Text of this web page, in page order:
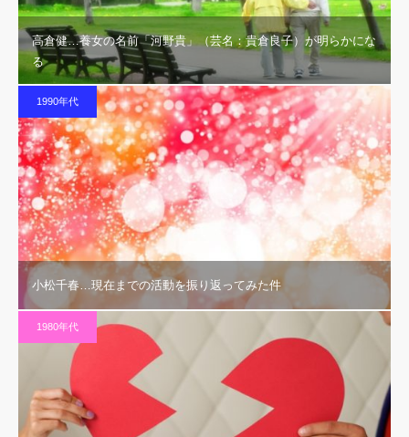
高倉健…養女の名前「河野貴」（芸名：貴倉良子）が明らかにな
る
1990年代
小松千春…現在までの活動を振り返ってみた件
1980年代